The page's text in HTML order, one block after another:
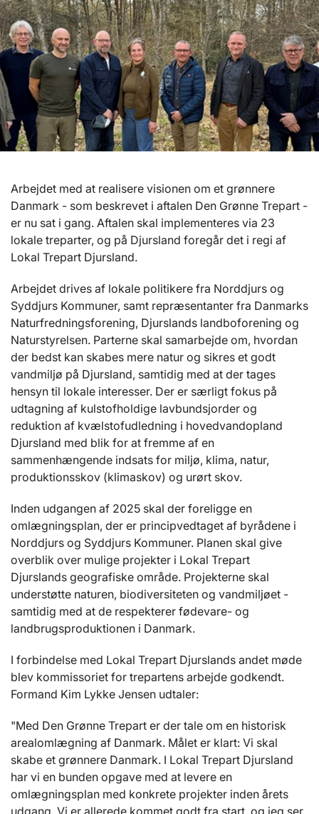
Arbejdet med at realisere visionen om et grønnere
Danmark - som beskrevet i aftalen Den Grønne Trepart -
er nu sat i gang. Aftalen skal implementeres via 23
lokale treparter, og på Djursland foregår det i regi af
Lokal Trepart Djursland.
Arbejdet drives af lokale politikere fra Norddjurs og
Syddjurs Kommuner, samt repræsentanter fra Danmarks
Naturfredningsforening, Djurslands landboforening og
Naturstyrelsen. Parterne skal samarbejde om, hvordan
der bedst kan skabes mere natur og sikres et godt
vandmiljø på Djursland, samtidig med at der tages
hensyn til lokale interesser. Der er særligt fokus på
udtagning af kulstofholdige lavbundsjorder og
reduktion af kvælstofudledning i hovedvandopland
Djursland med blik for at fremme af en
sammenhængende indsats for miljø, klima, natur,
produktionsskov (klimaskov) og urørt skov.
Inden udgangen af 2025 skal der foreligge en
omlægningsplan, der er principvedtaget af byrådene i
Norddjurs og Syddjurs Kommuner. Planen skal give
overblik over mulige projekter i Lokal Trepart
Djurslands geografiske område. Projekterne skal
understøtte naturen, biodiversiteten og vandmiljøet -
samtidig med at de respekterer fødevare- og
landbrugsproduktionen i Danmark.
I forbindelse med Lokal Trepart Djurslands andet møde
blev kommissoriet for trepartens arbejde godkendt.
Formand Kim Lykke Jensen udtaler:
"Med Den Grønne Trepart er der tale om en historisk
arealomlægning af Danmark. Målet er klart: Vi skal
skabe et grønnere Danmark. I Lokal Trepart Djursland
har vi en bunden opgave med at levere en
omlægningsplan med konkrete projekter inden årets